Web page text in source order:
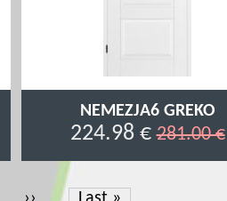
NEMEZJA6 GREKO
224.98 € 281.00 €